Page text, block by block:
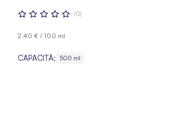
Valutazione: (0)
2,40 € /100 ml
CAPACITÀ: 500 ml